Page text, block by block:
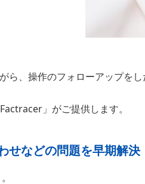
、操作のフォローアップを
」がご提供します。
などの問題を早期解決